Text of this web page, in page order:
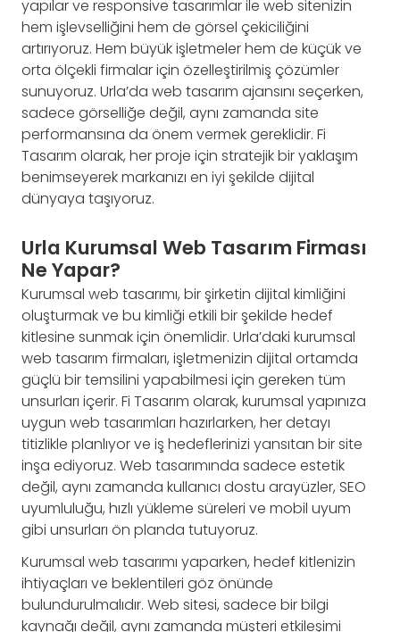
yapılar ve responsive tasarımlar ile web sitenizin
hem işlevselliğini hem de görsel çekiciliğini
artırıyoruz. Hem büyük işletmeler hem de küçük ve
orta ölçekli firmalar için özelleştirilmiş çözümler
sunuyoruz. Urla’da web tasarım ajansını seçerken,
sadece görselliğe değil, aynı zamanda site
performansına da önem vermek gereklidir. Fi
Tasarım olarak, her proje için stratejik bir yaklaşım
benimseyerek markanızı en iyi şekilde dijital
dünyaya taşıyoruz.
Urla Kurumsal Web Tasarım Firması
Ne Yapar?
Kurumsal web tasarımı, bir şirketin dijital kimliğini
oluşturmak ve bu kimliği etkili bir şekilde hedef
kitlesine sunmak için önemlidir. Urla’daki kurumsal
web tasarım firmaları, işletmenizin dijital ortamda
güçlü bir temsilini yapabilmesi için gereken tüm
unsurları içerir. Fi Tasarım olarak, kurumsal yapınıza
uygun web tasarımları hazırlarken, her detayı
titizlikle planlıyor ve iş hedeflerinizi yansıtan bir site
inşa ediyoruz. Web tasarımında sadece estetik
değil, aynı zamanda kullanıcı dostu arayüzler, SEO
uyumluluğu, hızlı yükleme süreleri ve mobil uyum
gibi unsurları ön planda tutuyoruz.
Kurumsal web tasarımı yaparken, hedef kitlenizin
ihtiyaçları ve beklentileri göz önünde
bulundurulmalıdır. Web sitesi, sadece bir bilgi
kaynağı değil, aynı zamanda müşteri etkileşimi